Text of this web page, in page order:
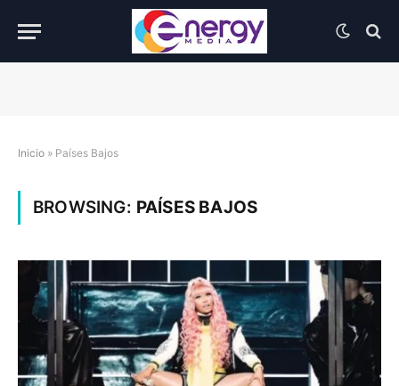
Inicio » Países Bajos
BROWSING: PAÍSES BAJOS